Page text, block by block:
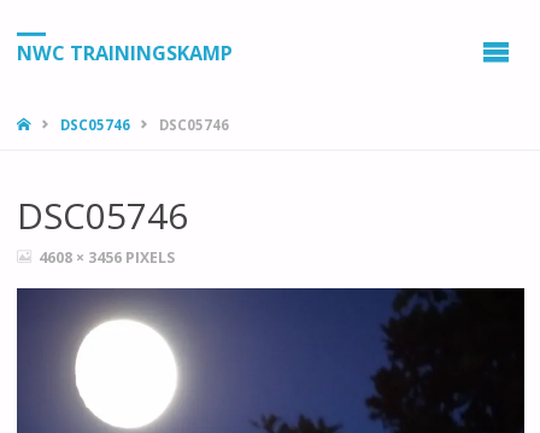
NWC TRAININGSKAMP
HOMEDSC05746 DSC05746
DSC05746
VOLLEDIGE
4608 × 3456 PIXELS